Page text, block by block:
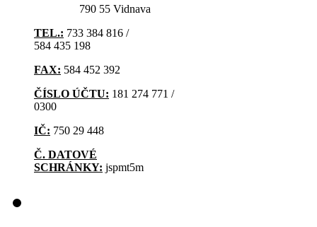
790 55 Vidnava
TEL.: 733 384 816 /
584 435 198
FAX: 584 452 392
ČÍSLO ÚČTU: 181 274 771 /
0300
IČ: 750 29 448
Č. DATOVÉ
SCHRÁNKY: jspmt5m